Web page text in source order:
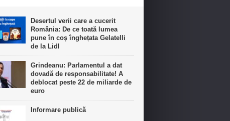
Desertul verii care a cucerit
România: De ce toată lumea
pune în coș înghețata Gelatelli
de la Lidl
Grindeanu: Parlamentul a dat
dovadă de responsabilitate! A
deblocat peste 22 de miliarde de
euro
Informare publică